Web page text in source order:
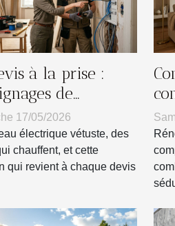
à la prise :
de
en rénovation
17/05/2026
électrique vétuste, des
chauffent, et cette
qui revient à chaque devis